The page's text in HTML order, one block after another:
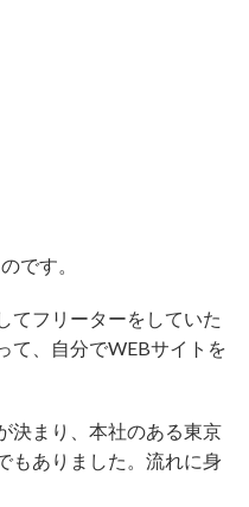
です。
てフリーターをしていた
て、自分でWEBサイトを
決まり、本社のある東京
もありました。流れに身